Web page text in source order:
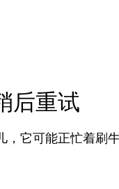
后重试
，它可能正忙着刷